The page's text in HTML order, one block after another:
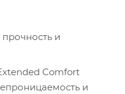
и
Comfort
и